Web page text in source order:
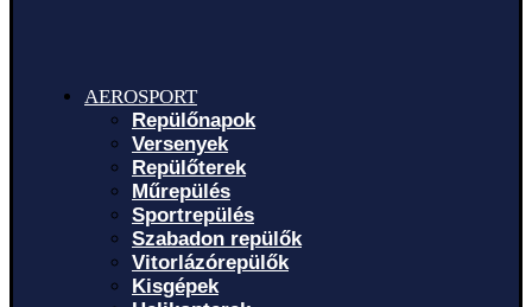
AEROSPORT
Repülőnapok
Versenyek
Repülőterek
Műrepülés
Sportrepülés
Szabadon repülők
Vitorlázórepülők
Kisgépek